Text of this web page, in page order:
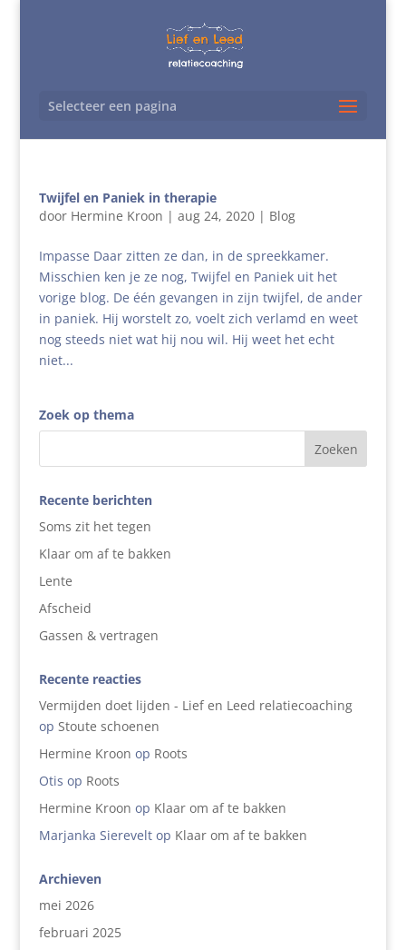
Selecteer een pagina
Twijfel en Paniek in therapie
door Hermine Kroon | aug 24, 2020| Blog
Impasse Daar zitten ze dan, in de spreekkamer.
Misschien ken je ze nog, Twijfel en Paniek uit het
vorige blog. De één gevangen in zijn twijfel, de ander
in paniek. Hij worstelt zo, voelt zich verlamd en weet
nog steeds niet wat hij nou wil. Hij weet het echt
niet...
Zoek op thema
Recente berichten
Soms zit het tegen
Klaar om af te bakken
Lente
Afscheid
Gassen & vertragen
Recente reacties
Vermijden doet lijden - Lief en Leed relatiecoaching
op Stoute schoenen
Hermine Kroon op Roots
Otis op Roots
Hermine Kroon op Klaar om af te bakken
Marjanka Siereveltop Klaar om af te bakken
Archieven
mei 2026
februari 2025